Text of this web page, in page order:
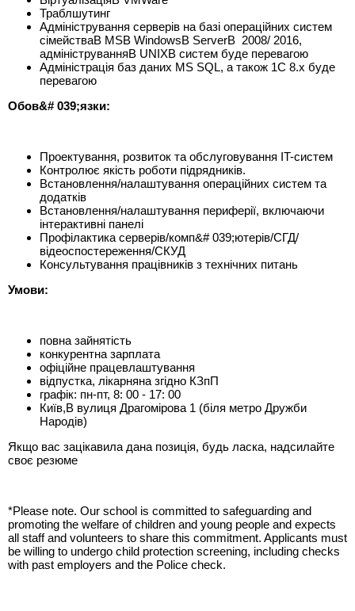
Траблшутинг
Адміністрування серверів на базі операційних систем
сімействаВ MSВ WindowsВ ServerВ 2008/ 2016,
адмініструванняВ UNIXВ систем буде перевагою
Адміністрація баз даних MS SQL, а також 1С 8.x буде
перевагою
Обов&# 039;язки:
Проектування, розвиток та обслуговування IT-систем
Контролює якість роботи підрядників.
Встановлення/налаштування операційних систем та
додатків
Встановлення/налаштування периферії, включаючи
інтерактивні панелі
Профілактика серверів/комп&# 039;ютерів/СГД/
відеоспостереження/СКУД
Консультування працівників з технічних питань
Умови:
повна зайнятість
конкурентна зарплата
офіційне працевлаштування
відпустка, лікарняна згідно КЗпП
графік: пн-пт, 8: 00 - 17: 00
Київ,В вулиця Драгомірова 1 (біля метро Дружби
Народів)
Якщо вас зацікавила дана позиція, будь ласка, надсилайте
своє резюме
*Please note. Our school is committed to safeguarding and
promoting the welfare of children and young people and expects
all staff and volunteers to share this commitment. Applicants must
be willing to undergo child protection screening, including checks
with past employers and the Police check.